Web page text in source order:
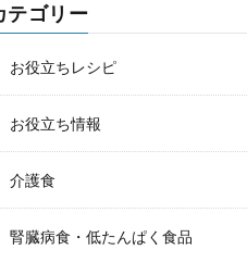
テゴリー
お役立ちレシピ
お役立ち情報
介護食
腎臓病食・低たんぱく食品